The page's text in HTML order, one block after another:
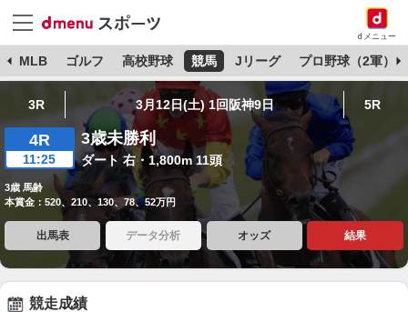
dメニュー
MLB ゴルフ 高校野球 競馬 Jリーグ プロ野球（2軍）
3R 3月12日(土) 1回阪神9日 5R
4R
11:25
3歳未勝利
ダート 右・1,800m 11頭
3歳 馬齢
本賞金：520、210、130、78、52万円
出馬表 データ分析 オッズ 結果
競走成績